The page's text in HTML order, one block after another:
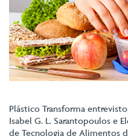
Plástico Transforma
Isabel G. L. Sarantopoulos e
de Tecnologia de Alimentos